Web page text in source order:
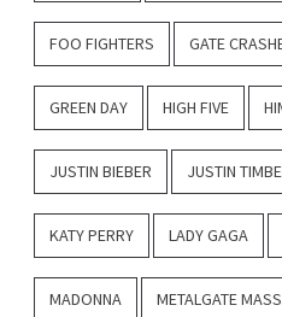
FOO FIGHTERS GATE
GREEN DAY HIGH FIVE
JUSTIN BIEBER JUSTIN
KATY PERRY LADY GAGA
MADONNA METALGATE